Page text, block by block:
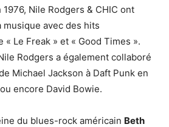
Nile Rodgers & CHIC ont
musique avec des hits
Le Freak » et « Good Times ».
Rodgers a également collaboré
Michael Jackson à Daft Punk en
encore David Bowie.
du blues-rock américain Beth